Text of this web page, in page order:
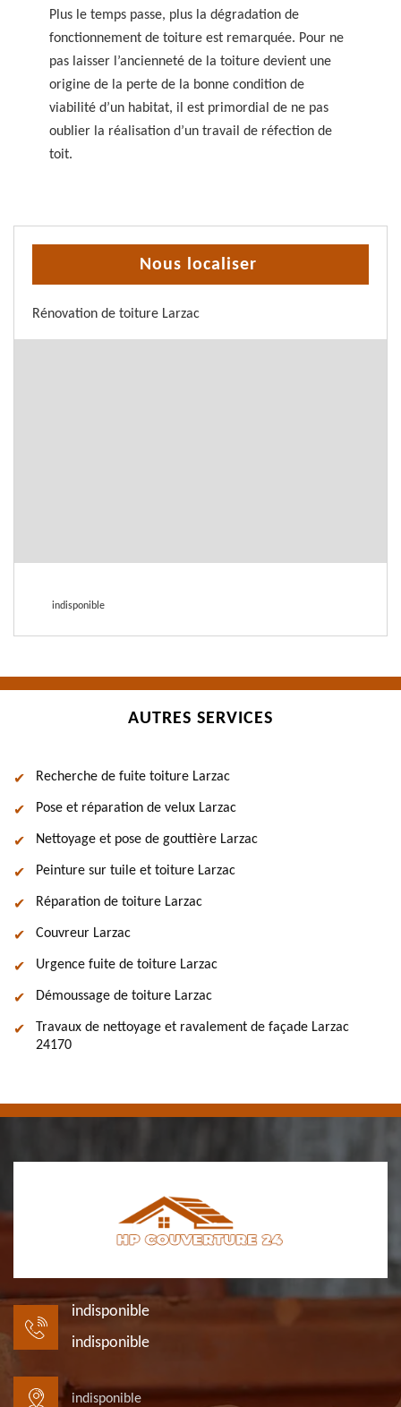
Plus le temps passe, plus la dégradation de
fonctionnement de toiture est remarquée. Pour ne
pas laisser l’ancienneté de la toiture devient une
origine de la perte de la bonne condition de
viabilité d’un habitat, il est primordial de ne pas
oublier la réalisation d’un travail de réfection de
toit.
Nous localiser
Rénovation de toiture Larzac
indisponible
AUTRES SERVICES
Recherche de fuite toiture Larzac
Pose et réparation de velux Larzac
Nettoyage et pose de gouttière Larzac
Peinture sur tuile et toiture Larzac
Réparation de toiture Larzac
Couvreur Larzac
Urgence fuite de toiture Larzac
Démoussage de toiture Larzac
Travaux de nettoyage et ravalement de façade Larzac
24170
indisponible
indisponible
indisponible